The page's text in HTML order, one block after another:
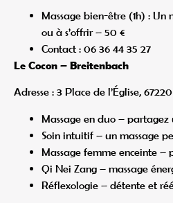
Massage bien-être (1h) :
ou à s’offrir – 50 €
Contact : 06 36 44 35 27
Le Cocon – Breitenbach
Adresse : 3 Place de l’Église,
Massage en duo –
Soin intuitif – un massage
Massage femme enceinte –
Qi Nei Zang – massage
Réflexologie – détente et